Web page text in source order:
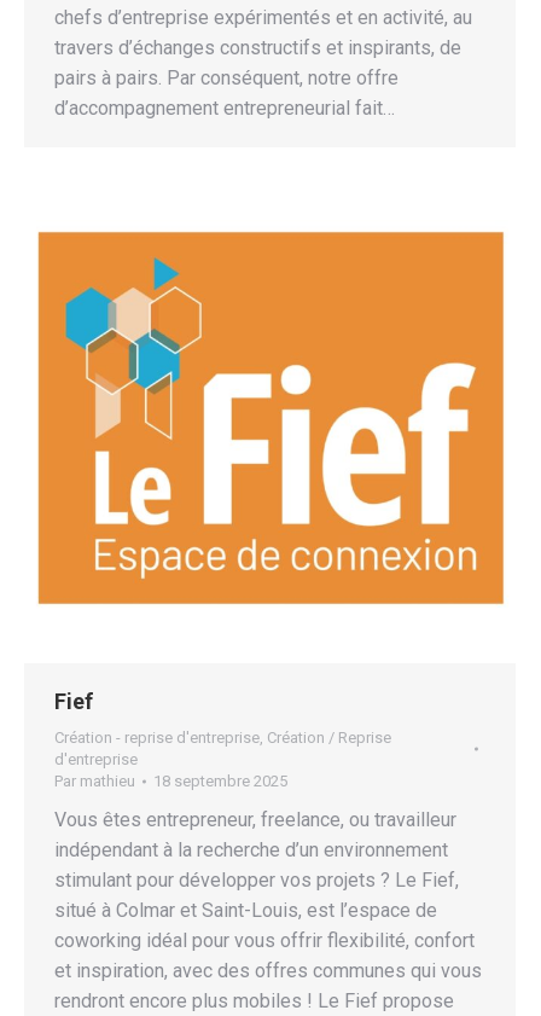
chefs d’entreprise expérimentés et en activité, au
travers d’échanges constructifs et inspirants, de
pairs à pairs. Par conséquent, notre offre
d’accompagnement entrepreneurial fait…
Fief
Création - reprise d'entreprise, Création / Reprise
d'entreprise
Par mathieu 18 septembre 2025
Vous êtes entrepreneur, freelance, ou travailleur
indépendant à la recherche d’un environnement
stimulant pour développer vos projets ? Le Fief,
situé à Colmar et Saint-Louis, est l’espace de
coworking idéal pour vous offrir flexibilité, confort
et inspiration, avec des offres communes qui vous
rendront encore plus mobiles ! Le Fief propose